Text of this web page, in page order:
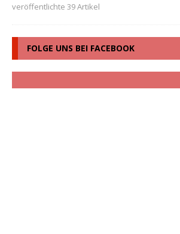
veröffentlichte 39 Artikel
FOLGE UNS BEI FACEBOOK